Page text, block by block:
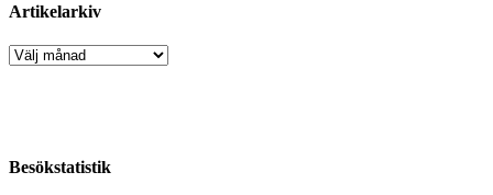
Artikelarkiv
Artikelarkiv
Besökstatistik